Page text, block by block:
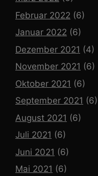
Februar 2022 (6)
Januar 2022 (6)
Dezember 2021 (4)
November 2021 (6)
Oktober 2021 (6)
September 2021 (6)
August 2021 (6)
Juli 2021 (6)
Juni 2021 (6)
Mai 2021 (6)